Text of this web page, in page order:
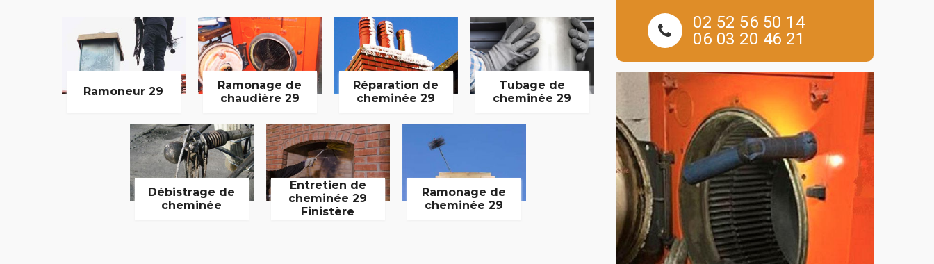
Ramoneur 29
Ramonage de
chaudière 29
Réparation de
cheminée 29
Tubage de
cheminée 29
Débistrage de
cheminée
Entretien de
cheminée 29
Finistère
Ramonage de
cheminée 29
02 52 56 50 14
06 03 20 46 21